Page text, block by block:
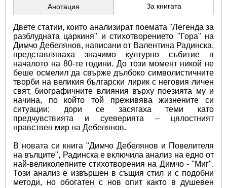
Анотация За книгата
Двете статии, които анализират поемата "Легенда за
разблудната царкиня" и стихотворението "Гора" на
Димчо Дебелянов, написани от Валентина Радинска,
представляваха значимо културно събитие в
началото на 80-те години. До този момент никой не
беше осмелил да свърже дълбоко символистичните
творби на великия български лирик с неговия личен
свят, биографичните влияния върху поезията му и
начина, по който той преживява жизнените си
ситуации; дори се засягаха теми като
предчувствията и суеверията – цялостният
нравствен мир на Дебелянов.
В новата си книга "Димчо Дебелянов и Повелителя
на вълците", Радинска е включила анализ на едно от
най-великолепните стихотворения на Димчо - "Миг".
Този анализ е извършен в същия стил и с подобни
методи, но обогатен с нов опит както в душевен